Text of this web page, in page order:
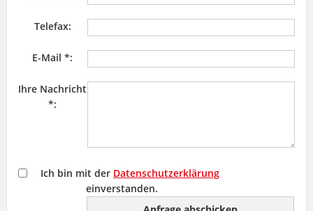
Telefax:
E-Mail *:
Ihre Nachricht
*:
Ich bin mit der Datenschutzerklärung
einverstanden.